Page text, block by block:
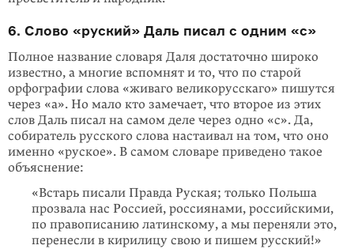
6. Слово «руский» Даль писал с одним «с»
Полное название словаря Даля достаточно широко
известно, а многие вспом­нят и то, что по старой
орфографии слова «живаго великорусскаго» пишутся
через «а». Но мало кто замечает, что второе из этих
слов Даль писал на самом деле через одно «с». Да,
собиратель русского слова настаивал на том, что оно
именно «руское». В самом словаре приведено такое
объяснение:
«Встарь писали Правда Руская; только Польша
прозвала нас Россией, россиянами, российскими,
по правописанию латинскому, а мы пере­няли это,
перенесли в кирилицу свою и пишем русский!»